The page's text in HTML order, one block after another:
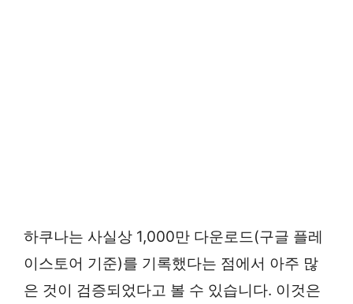
하쿠나는 사실상 1,000만 다운로드(구글 플레
이스토어 기준)를 기록했다는 점에서 아주 많
은 것이 검증되었다고 볼 수 있습니다. 이것은